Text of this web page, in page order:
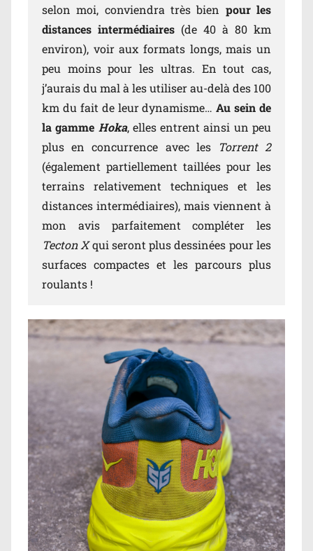
selon moi, conviendra très bien pour les
distances intermédiaires (de 40 à 80 km
environ), voir aux formats longs, mais un
peu moins pour les ultras. En tout cas,
j’aurais du mal à les utiliser au-delà des 100
km du fait de leur dynamisme…Au sein de
la gamme Hoka, elles entrent ainsi un peu
plus en concurrence avec les
Torrent 2
(également partiellement taillées pour les
terrains relativement techniques et les
distances intermédiaires), mais viennent à
mon avis parfaitement compléter les
Tecton Xqui seront plus dessinées pour les
surfaces compactes et les parcours plus
roulants !